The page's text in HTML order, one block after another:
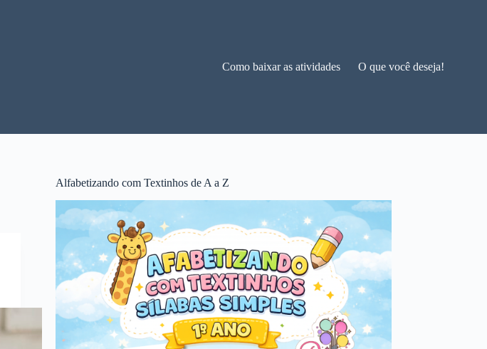
Como baixar as atividades O que você deseja!
Alfabetizando com Textinhos de A a Z